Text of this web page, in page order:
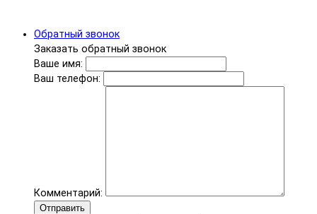
Обратный звонок
Заказать обратный звонок
Ваше имя:
Ваш телефон:
Комментарий:
Отправить